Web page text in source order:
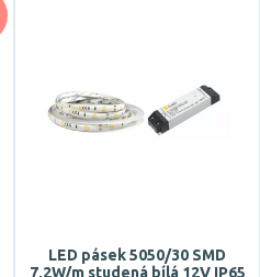
LED pásek 5050/30 SMD
7,2W/m studená bílá 12V IP65